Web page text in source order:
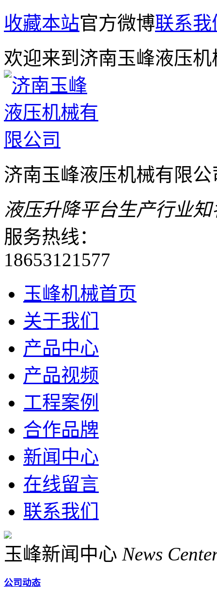
收藏本站官方微博联系我
欢迎来到济南玉峰液压
济南玉峰液压机械有限公
液压升降平台生产行业
服务热线：
18653121577
玉峰机械首页
关于我们
产品中心
产品视频
工程案例
合作品牌
新闻中心
在线留言
联系我们
玉峰新闻中心 News
公司动态